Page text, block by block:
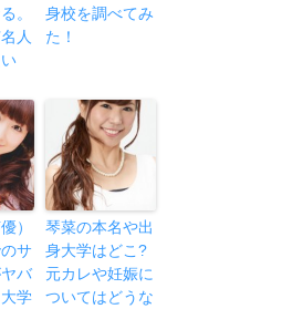
。
人
身校を調べてみ
た！
）
サ
バ
学
琴菜の本名や出
身大学はどこ?
元カレや妊娠に
ついてはどうな